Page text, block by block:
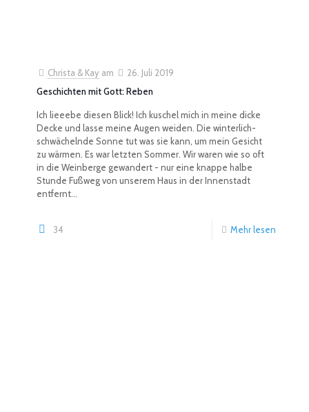
Christa & Kay am
26. Juli 2019
Geschichten mit Gott: Reben
Ich lieeebe diesen Blick! Ich kuschel mich in meine dicke
Decke und lasse meine Augen weiden. Die winterlich-
schwächelnde Sonne tut was sie kann, um mein Gesicht
zu wärmen. Es war letzten Sommer. Wir waren wie so oft
in die Weinberge gewandert - nur eine knappe halbe
Stunde Fußweg von unserem Haus in der Innenstadt
entfernt...
34 Mehr lesen